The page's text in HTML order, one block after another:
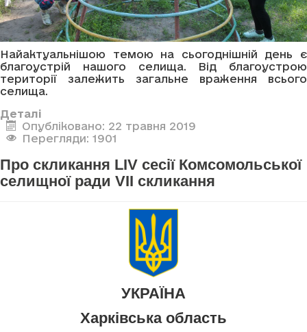
Найактуальнішою темою на сьогоднішній день є
благоустрій нашого селища. Від благоустрою
території залежить загальне враження всього
селища.
Деталі
Опубліковано: 22 травня 2019
Перегляди: 1901
Про скликання LIV сесії Комсомольської
селищної ради VII скликання
УКРАЇНА
Харківська область